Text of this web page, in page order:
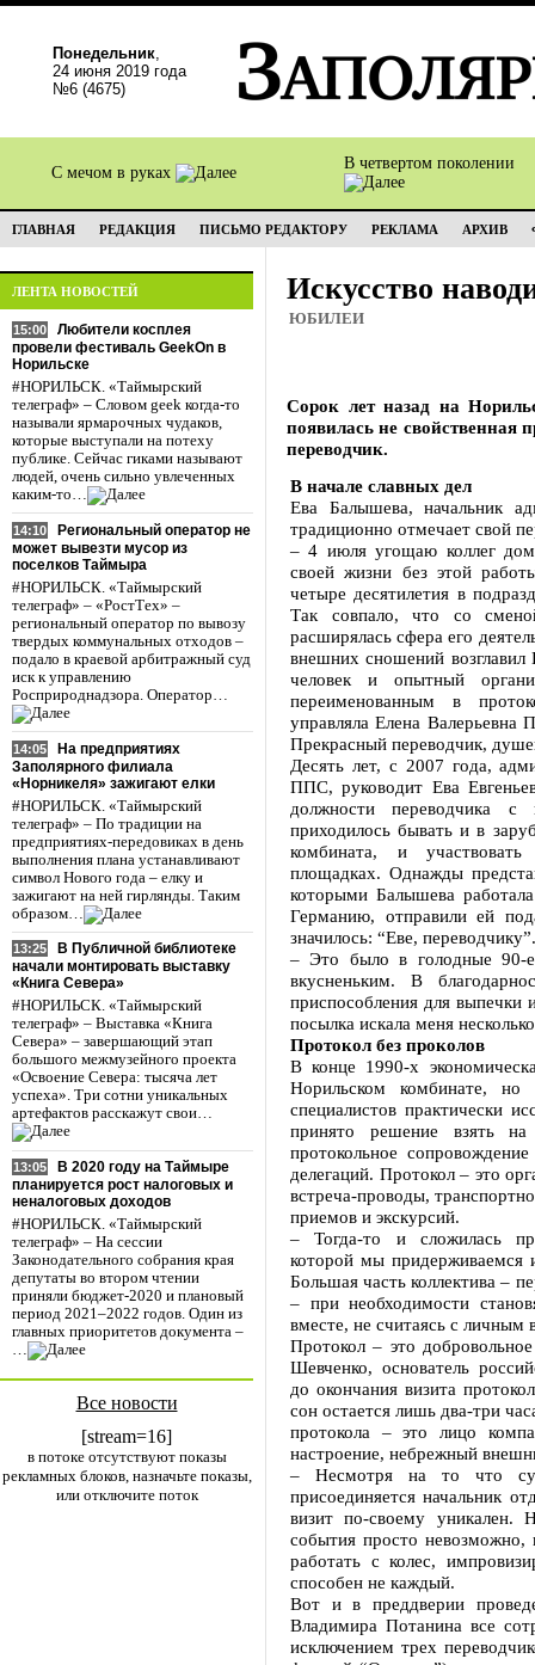
Понедельник,
24 июня 2019 года
№6 (4675)
С мечом в руках
В четвертом поколении
ГЛАВНАЯ РЕДАКЦИЯ ПИСЬМО РЕДАКТОРУ РЕКЛАМА АРХИВ
ЛЕНТА НОВОСТЕЙ
15:00
Любители косплея
провели фестиваль GeekOn в
Норильске
#НОРИЛЬСК. «Таймырский
телеграф» – Словом geek когда-то
называли ярмарочных чудаков,
которые выступали на потеху
публике. Сейчас гиками называют
людей, очень сильно увлеченных
каким-то…
14:10
Региональный оператор не
может вывезти мусор из
поселков Таймыра
#НОРИЛЬСК. «Таймырский
телеграф» – «РостТех» –
региональный оператор по вывозу
твердых коммунальных отходов –
подало в краевой арбитражный суд
иск к управлению
Росприроднадзора. Оператор…
14:05
На предприятиях
Заполярного филиала
«Норникеля» зажигают елки
#НОРИЛЬСК. «Таймырский
телеграф» – По традиции на
предприятиях-передовиках в день
выполнения плана устанавливают
символ Нового года – елку и
зажигают на ней гирлянды. Таким
образом…
13:25
В Публичной библиотеке
начали монтировать выставку
«Книга Севера»
#НОРИЛЬСК. «Таймырский
телеграф» – Выставка «Книга
Севера» – завершающий этап
большого межмузейного проекта
«Освоение Севера: тысяча лет
успеха». Три сотни уникальных
артефактов расскажут свои…
13:05
В 2020 году на Таймыре
планируется рост налоговых и
неналоговых доходов
#НОРИЛЬСК. «Таймырский
телеграф» – На сессии
Законодательного собрания края
депутаты во втором чтении
приняли бюджет-2020 и плановый
период 2021–2022 годов. Один из
главных приоритетов документа –
…
Все новости
[stream=16]
в потоке отсутствуют показы
рекламных блоков, назначьте показы,
или отключите поток
Искусство
ЮБИЛЕИ
Сорок лет назад на
появилась не свойственная
переводчик.
В начале славных дел
Ева Балышева, начальник
традиционно отмечает свой
– 4 июля угощаю коллег
своей жизни без этой
четыре десятилетия в
Так совпало, что со
расширялась сфера его
внешних сношений
человек и опытный
переименованным в
управляла Елена Валерьевна
Прекрасный переводчик,
Десять лет, с 2007 года,
ППС, руководит Ева
должности переводчика
приходилось бывать и в
комбината, и
площадках. Однажды
которыми Балышева
Германию, отправили ей
значилось: “Еве, переводчику”.
– Это было в голодные 90-
вкусненьким. В
приспособления для выпечки
посылка искала меня
Протокол без проколов
В конце 1990-х
Норильском комбинате,
специалистов практически
принято решение взять
протокольное
делегаций. Протокол – это
встреча-проводы,
приемов и экскурсий.
– Тогда-то и сложилась
которой мы придерживаемся
Большая часть коллектива –
– при необходимости
вместе, не считаясь с личным
Протокол – это
Шевченко, основатель
до окончания визита
сон остается лишь два-три
протокола – это лицо
настроение, небрежный
– Несмотря на то что
присоединяется начальник
визит по-своему уникален.
события просто невозможно,
работать с колес,
способен не каждый.
Вот и в преддверии
Владимира Потанина все
исключением трех